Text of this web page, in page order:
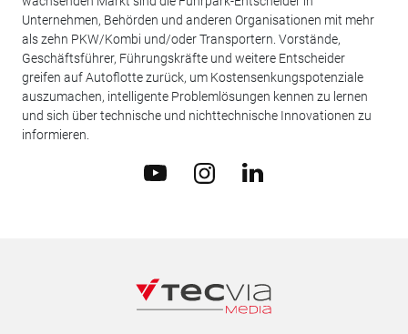
Unternehmen, Behörden und anderen Organisationen mit mehr
als zehn PKW/Kombi und/oder Transportern. Vorstände,
Geschäftsführer, Führungskräfte und weitere Entscheider
greifen auf Autoflotte zurück, um Kostensenkungspotenziale
auszumachen, intelligente Problemlösungen kennen zu lernen
und sich über technische und nichttechnische Innovationen zu
informieren.